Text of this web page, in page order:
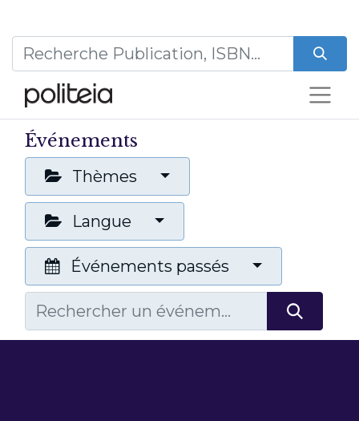
Événements
Thèmes
Langue
Événements passés